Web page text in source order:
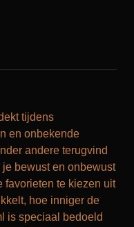
tijdens
en onbekende
andere terugvind
bewust en onbewust
favorieten te kiezen uit
hoe inniger de
is speciaal bedoeld